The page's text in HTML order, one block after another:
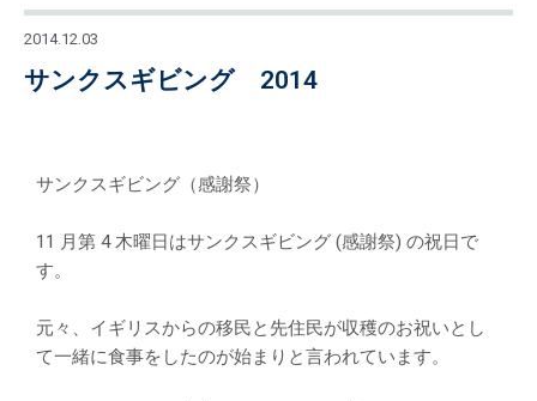
2014.12.03
サンクスギビング 2014
サンクスギビング（感謝祭）
11 月第 4 木曜日はサンクスギビング (感謝祭) の祝日で
す。
元々、イギリスからの移民と先住民が収穫のお祝いとし
て一緒に食事をしたのが始まりと言われています。